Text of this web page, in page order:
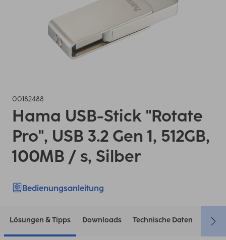
00182488
Hama USB-Stick "Rotate
Pro", USB 3.2 Gen 1, 512GB,
100MB / s, Silber
Bedienungsanleitung
Lösungen & Tipps Downloads Technische Daten